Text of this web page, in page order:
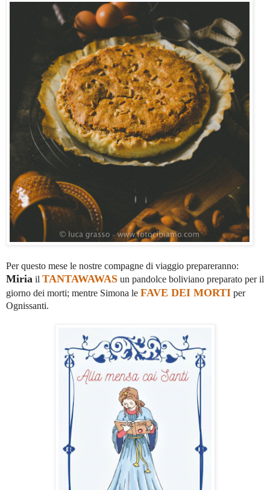
Per questo mese le nostre compagne di viaggio prepareranno:
Miria il TANTAWAWAS un pandolce boliviano preparato per il
giorno dei morti; mentre Simona le FAVE DEI MORTI per
Ognissanti.